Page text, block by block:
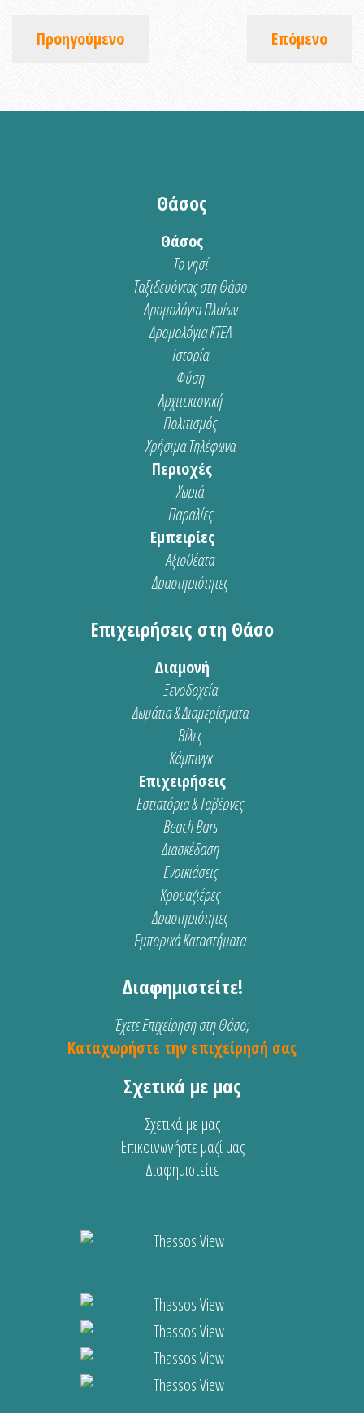
Προηγούμενο Επόμενο
Θάσος
Θάσος
Το νησί
Ταξιδευόντας στη Θάσο
Δρομολόγια Πλοίων
Δρομολόγια ΚΤΕΛ
Ιστορία
Φύση
Αρχιτεκτονική
Πολιτισμός
Χρήσιμα Τηλέφωνα
Περιοχές
Χωριά
Παραλίες
Εμπειρίες
Αξιοθέατα
Δραστηριότητες
Επιχειρήσεις στη Θάσο
Διαμονή
Ξενοδοχεία
Δωμάτια & Διαμερίσματα
Βίλες
Κάμπινγκ
Επιχειρήσεις
Εστιατόρια & Ταβέρνες
Beach Bars
Διασκέδαση
Ενοικιάσεις
Κρουαζιέρες
Δραστηριότητες
Εμπορικά Καταστήματα
Διαφημιστείτε!
Έχετε Επιχείρηση στη Θάσο;
Καταχωρήστε την επιχείρησή σας
Σχετικά με μας
Σχετικά με μας
Επικοινωνήστε μαζί μας
Διαφημιστείτε